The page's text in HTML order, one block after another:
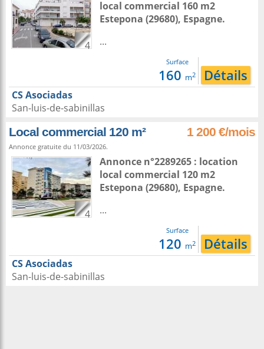
4
local commercial 160 m2
Estepona (29680), Espagne.
...
Surface
160 m2 Détails
CS Asociadas
San-luis-de-sabinillas
Local commercial 120 m² 1 200 €/mois
Annonce gratuite du 11/03/2026.
4
Annonce n°2289265 : location
local commercial 120 m2
Estepona (29680), Espagne.
...
Surface
120 m2 Détails
CS Asociadas
San-luis-de-sabinillas